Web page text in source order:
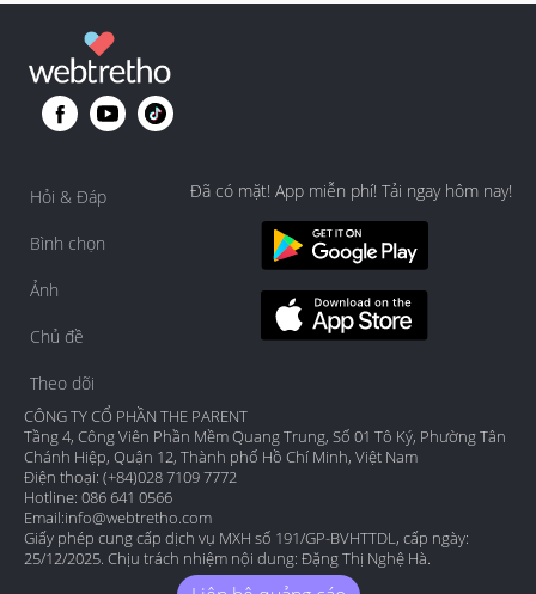
Hỏi & Đáp
Bình chọn
Ảnh
Chủ đề
Theo dõi
Đã có mặt! App miễn phí! Tải ngay hôm nay!
CÔNG TY CỔ PHẦN THE PARENT
Tầng 4, Công Viên Phần Mềm Quang Trung, Số 01 Tô Ký, Phường Tân
Chánh Hiệp, Quận 12, Thành phố Hồ Chí Minh, Việt Nam
Điện thoại: (+84)028 7109 7772
Hotline: 086 641 0566
Email:info@webtretho.com
Giấy phép cung cấp dịch vụ MXH số 191/GP-BVHTTDL, cấp ngày:
25/12/2025. Chịu trách nhiệm nội dung: Đặng Thị Nghệ Hà.